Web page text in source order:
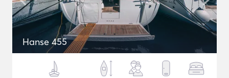
Hanse 455